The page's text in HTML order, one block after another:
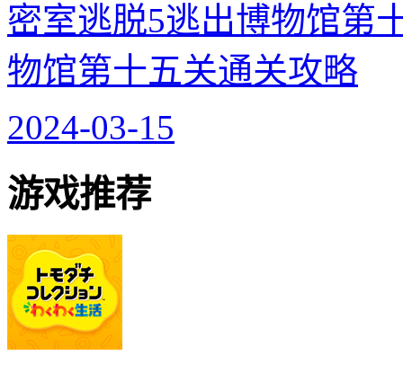
密室逃脱5逃出博物馆第
物馆第十五关通关攻略
2024-03-15
游戏推荐